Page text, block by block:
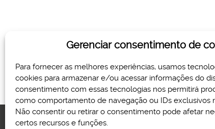
Gerenciar consentimento de
Para fornecer as melhores experiências, usamos
cookies para armazenar e/ou acessar informações do
consentimento com essas tecnologias nos permitirá
como comportamento de navegação ou IDs exclusivos
Não consentir ou retirar o consentimento pode afetar
certos recursos e funções.